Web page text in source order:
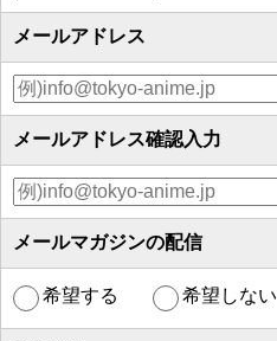
メールアドレス
メールアドレス確認入力
メールマガジンの配信
希望する 希望しない